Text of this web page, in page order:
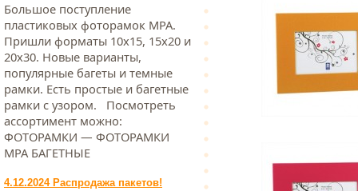
Большое поступление
пластиковых фоторамок МРА.
Пришли форматы 10х15, 15х20 и
20х30. Новые варианты,
популярные багеты и темные
рамки. Есть простые и багетные
рамки с узором. Посмотреть
ассортимент можно:
ФОТОРАМКИ — ФОТОРАМКИ
МРА БАГЕТНЫЕ
4.12.2024 Распродажа пакетов!